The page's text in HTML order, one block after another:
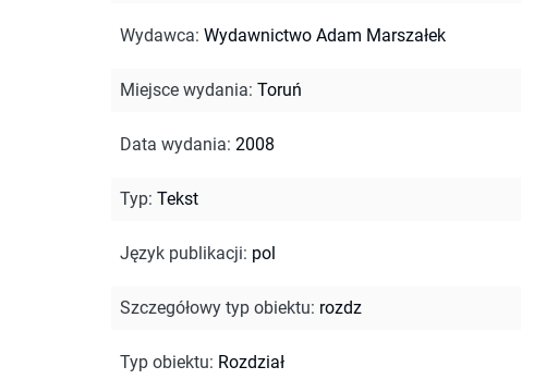
Wydawca: Wydawnictwo Adam Marszałek
Miejsce wydania: Toruń
Data wydania: 2008
Typ: Tekst
Język publikacji: pol
Szczegółowy typ obiektu: rozdz
Typ obiektu: Rozdział